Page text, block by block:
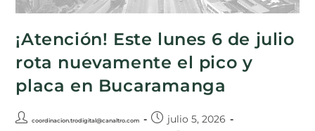
¡Atención! Este lunes 6 de julio
rota nuevamente el pico y
placa en Bucaramanga
coordinacion.trodigital@canaltro.com julio 5, 2026